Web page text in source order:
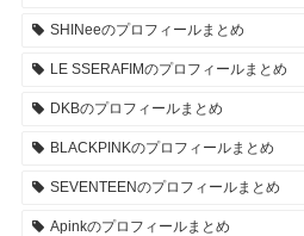
SHINeeのプロフィールまとめ
LE SSERAFIMのプロフィールまとめ
DKBのプロフィールまとめ
BLACKPINKのプロフィールまとめ
SEVENTEENのプロフィールまとめ
Apinkのプロフィールまとめ